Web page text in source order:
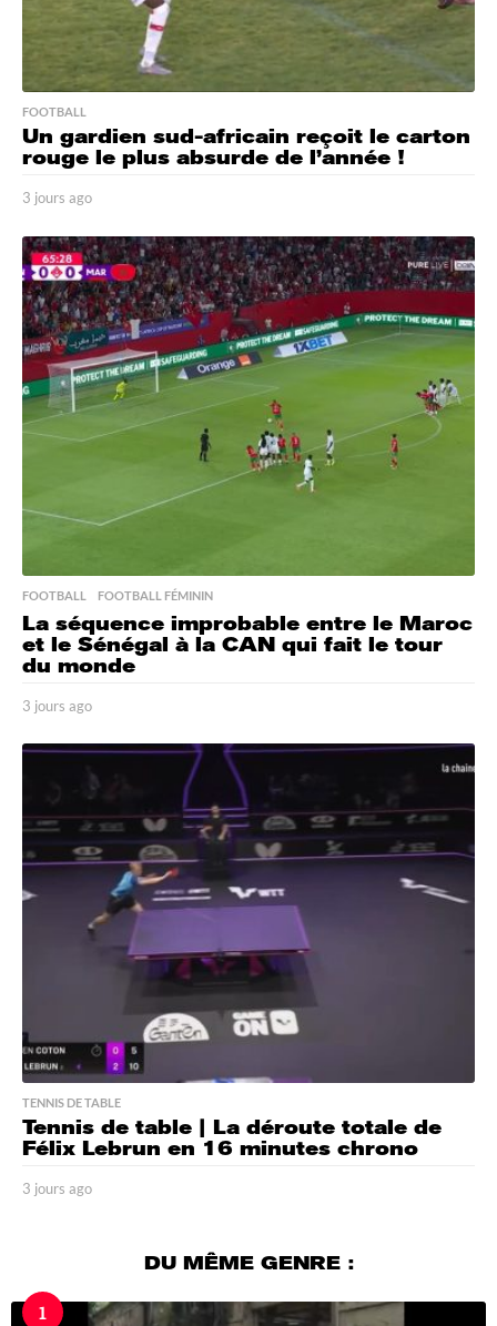
FOOTBALL
Un gardien sud-africain reçoit le carton
rouge le plus absurde de l’année !
3 jours ago
o
u
r
s
a
g
o
FOOTBALL ,FOOTBALL FÉMININ
La séquence improbable entre le Maroc
et le Sénégal à la CAN qui fait le tour
du monde
3 jours ago
o
r
g
TENNIS DE TABLE
Tennis de table | La déroute totale de
Félix Lebrun en 16 minutes chrono
3 jours ago
a
DU MÊME GENRE :
1